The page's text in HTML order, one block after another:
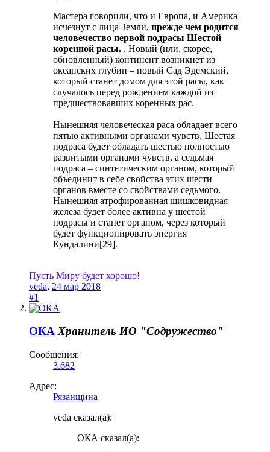
Мастера говорили, что и Европа, и Америка
исчезнут с лица Земли, прежде чем родится
человечество первой подрасы Шестой
коренной расы. . Новый (или, скорее,
обновленный) континент возникнет из
океанских глубин – новый Сад Эдемский,
который станет домом для этой расы, как
случалось перед рождением каждой из
предшествовавших коренных рас.
Нынешняя человеческая раса обладает всего
пятью активными органами чувств. Шестая
подраса будет обладать шестью полностью
развитыми органами чувств, а седьмая
подраса – синтетическим органом, который
объединит в себе свойства этих шести
органов вместе со свойствами седьмого.
Нынешняя атрофированная шишковидная
железа будет более активна у шестой
подрасы и станет органом, через который
будет функционировать энергия
Кундалини[29].
Пусть Миру будет хорошо!
veda, 24 мар 2018
#1
ОКА Хранитель ИО "Содружество"
Сообщения:
3.682
Адрес:
Рязанщина
veda сказал(а):
ОКА сказал(а):